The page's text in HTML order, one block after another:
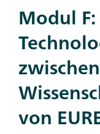
Modul F:
von